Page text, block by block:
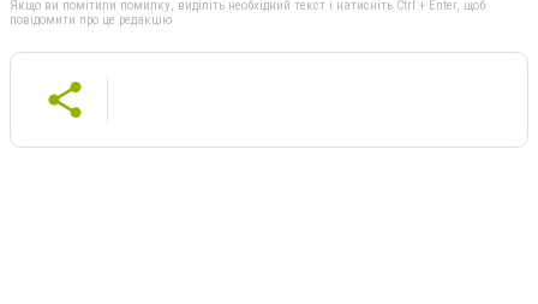
Якщо ви помітили помилку, виділіть необхідний текст і натисніть Ctrl + Enter, щоб
повідомити про це редакцію